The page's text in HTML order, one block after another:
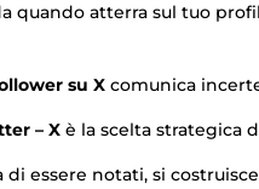
quando atterra sul tuo
su X comunica
– Xè la scelta strategica
di essere notati, si